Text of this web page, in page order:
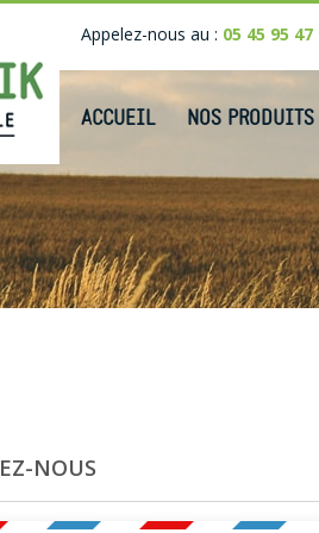
Appelez-nous au : 05 45 95 47
ACCUEIL NOS PRODUITS
NOUS